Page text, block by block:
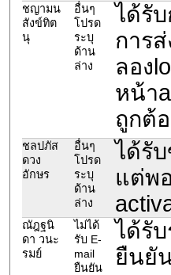
ชญามน
สังข์ทิต
นุ
อื่นๆ
โปรด
ระบุ
ด้าน
ล่าง
ได้รั
การ
ลอง
หน้า
ถูกต้
ชลปภัส
ดวง
อักษร
อื่นๆ
โปรด
ระบุ
ด้าน
ล่าง
ได้รั
แต่พ
ณัฎฐนิ
ดา วนะ
รมย์
ไม่ได้
รับ E-
mail
ยืนยัน
ได้รั
ยืนยั